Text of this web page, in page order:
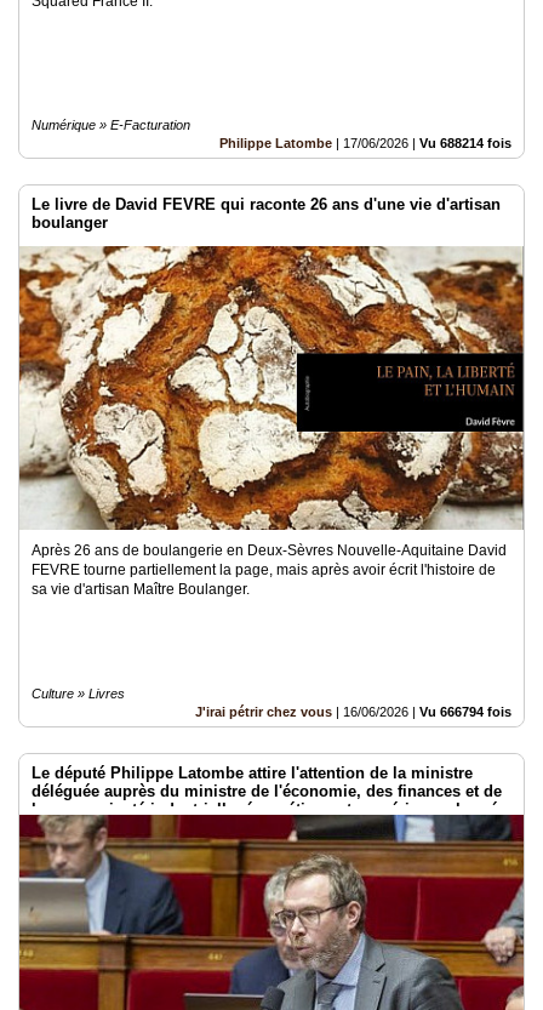
Numérique » E-Facturation
Philippe Latombe | 17/06/2026 | Vu 688214 fois
Le livre de David FEVRE qui raconte 26 ans d'une vie d'artisan
boulanger
Après 26 ans de boulangerie en Deux-Sèvres Nouvelle-Aquitaine David
FEVRE tourne partiellement la page, mais après avoir écrit l'histoire de
sa vie d'artisan Maître Boulanger.
Culture » Livres
J'irai pétrir chez vous | 16/06/2026 | Vu 666794 fois
Le député Philippe Latombe attire l'attention de la ministre
déléguée auprès du ministre de l'économie, des finances et de
la souveraineté industrielle, énergétique et numérique, chargée
de l'intelligence artificielle et du numérique